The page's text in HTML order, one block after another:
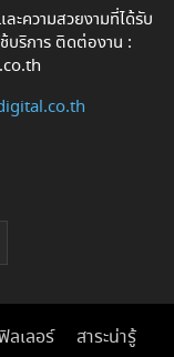
ะความสวยงามที่ได้รับ
บริการ ติดต่องาน :
ลเลอร์ สาระน่ารู้